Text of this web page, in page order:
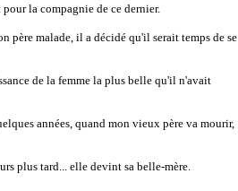
la compagnie de ce dernier.
père malade, il a décidé qu'il serait temps de se
de la femme la plus belle qu'il n'avait
années, quand mon vieux père va mourir,
plus tard... elle devint sa belle-mère.